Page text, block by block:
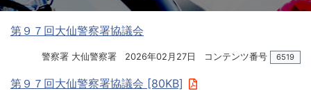
第９７回大仙警察署協議会
警察署 大仙警察署 2026年02月27日 コンテンツ番号 6519
第９７回大仙警察署協議会 [80KB]